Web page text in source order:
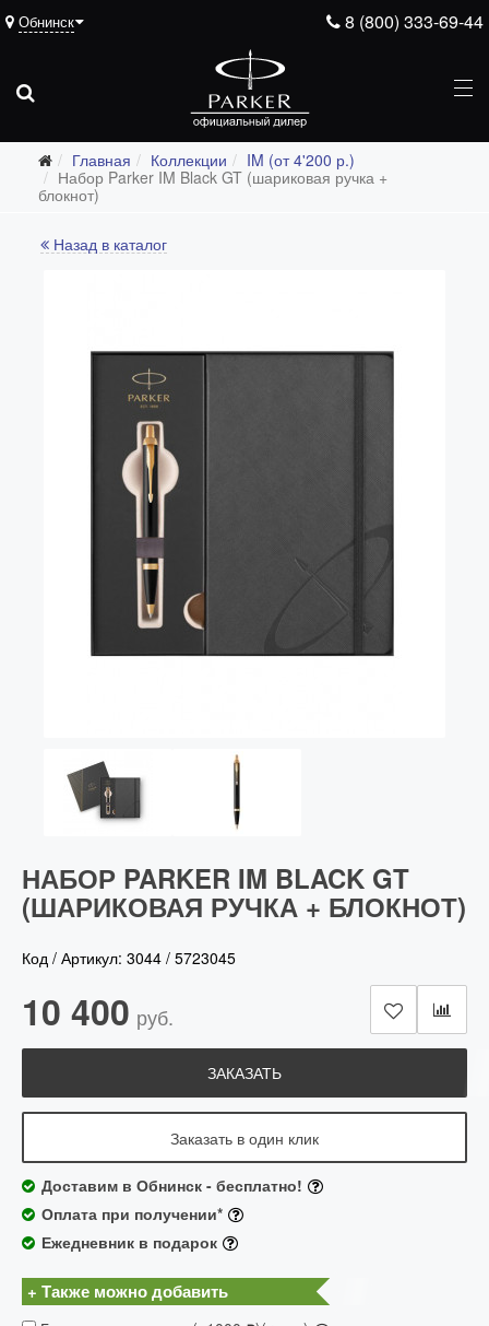
8 (800) 333-69-44
Обнинск
Главная Коллекции
IM (от 4'200 р.)
Набор Parker IM Black GT (шариковая ручка +
блокнот)
Назад в каталог
НАБОР PARKER IM BLACK GT
(ШАРИКОВАЯ РУЧКА + БЛОКНОТ)
Код / Артикул: 3044 / 5723045
10 400 руб.
ЗАКАЗАТЬ
Заказать в один клик
Доставим в Обнинск - бесплатно!
Оплата при получении*
Ежедневник в подарок
+ Также можно добавить
Parker 51 (от 14'600 р.)
Urban (от 6'100 р.)
IM (от 4'200 р.)
Jotter (от 2'200 р.)